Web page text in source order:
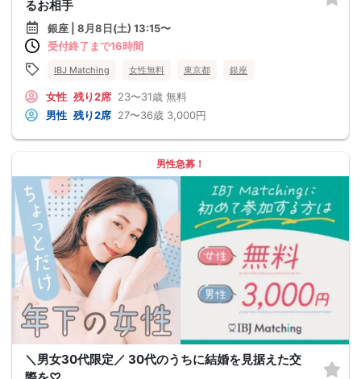
るお相手
銀座 | 8月8日(土) 13:15〜
受付終了まで16時間
IBJ Matching 女性無料 東京都 銀座
女性 残り2席 23〜31歳 無料
男性 残り2席 27〜36歳 3,000円
男性急募！
＼男女30代限定／ 30代のうちに結婚を見据えた交